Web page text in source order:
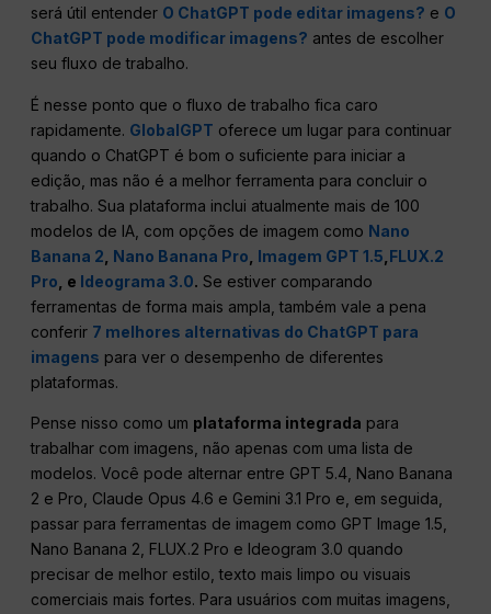
será útil entender O ChatGPT pode editar imagens? e O
ChatGPT pode modificar imagens? antes de escolher
seu fluxo de trabalho.
É nesse ponto que o fluxo de trabalho fica caro
rapidamente. GlobalGPT oferece um lugar para continuar
quando o ChatGPT é bom o suficiente para iniciar a
edição, mas não é a melhor ferramenta para concluir o
trabalho. Sua plataforma inclui atualmente mais de 100
modelos de IA, com opções de imagem como Nano
Banana 2 Nano Banana Pro Imagem GPT 1.5 FLUX.2
Pro , e Ideograma 3.0. Se estiver comparando
ferramentas de forma mais ampla, também vale a pena
conferir 7 melhores alternativas do ChatGPT para
imagens para ver o desempenho de diferentes
plataformas.
Pense nisso como um plataforma integrada para
trabalhar com imagens, não apenas com uma lista de
modelos. Você pode alternar entre GPT 5.4, Nano Banana
2 e Pro, Claude Opus 4.6 e Gemini 3.1 Pro e, em seguida,
passar para ferramentas de imagem como GPT Image 1.5,
Nano Banana 2, FLUX.2 Pro e Ideogram 3.0 quando
precisar de melhor estilo, texto mais limpo ou visuais
comerciais mais fortes. Para usuários com muitas imagens,